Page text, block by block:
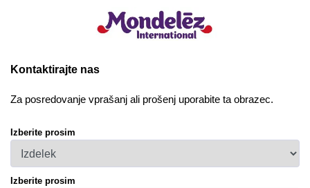
Kontaktirajte nas
Za posredovanje vprašanj ali prošenj uporabite ta obrazec.
Izberite prosim
Izberite prosim